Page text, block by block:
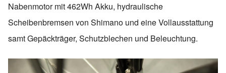
Nabenmotor mit 462Wh Akku, hydraulische
Scheibenbremsen von Shimano und eine Vollausstattung
samt Gepäckträger, Schutzblechen und Beleuchtung.